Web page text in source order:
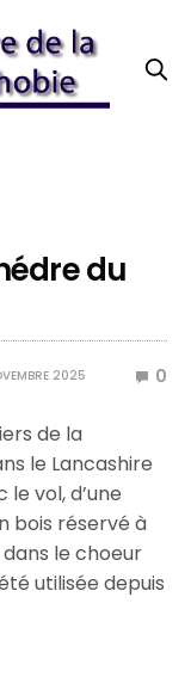
du
2025 0
de la
le Lancashire
vol, d’une
bois réservé à
le choeur
utilisée depuis